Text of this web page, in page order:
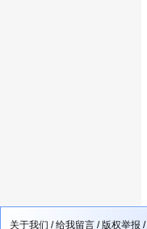
关于我们 /给我留言 /版权举报 /